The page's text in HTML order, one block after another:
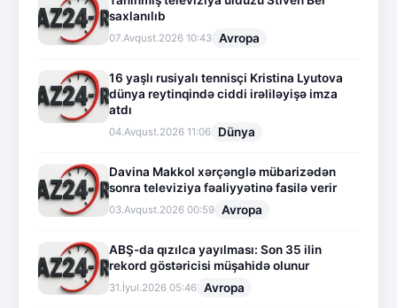
saxlanılıb
07.Avqust.2026 10:43 Avropa
16 yaşlı rusiyalı tennisçi Kristina Lyutova
dünya reytinqində ciddi irəliləyişə imza
atdı
04.Avqust.2026 11:06 Dünya
Davina Makkol xərçənglə mübarizədən
sonra televiziya fəaliyyətinə fasilə verir
03.Avqust.2026 00:59 Avropa
ABŞ-da qızılca yayılması: Son 35 ilin
rekord göstəricisi müşahidə olunur
31.İyul.2026 05:46 Avropa